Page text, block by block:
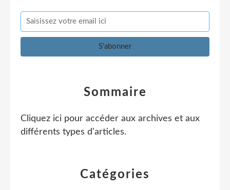
Catégories
Sommaire
Cliquez ici pour accéder aux archives et aux
différents types d'articles.